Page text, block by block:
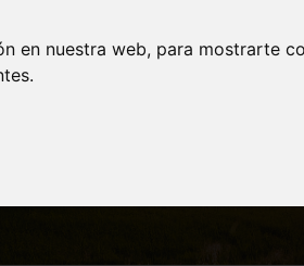
en nuestra web, para mostrarte